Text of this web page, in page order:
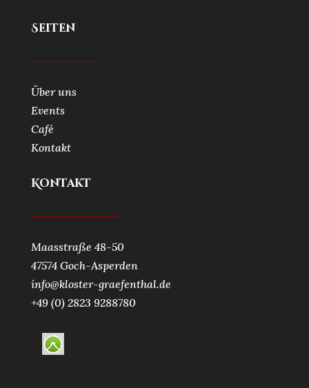
Seiten
Über uns
Events
Café
Kontakt
Kontakt
Maasstraße 48-50
47574 Goch-Asperden
info@kloster-graefenthal.de
+49 (0) 2823 9288780